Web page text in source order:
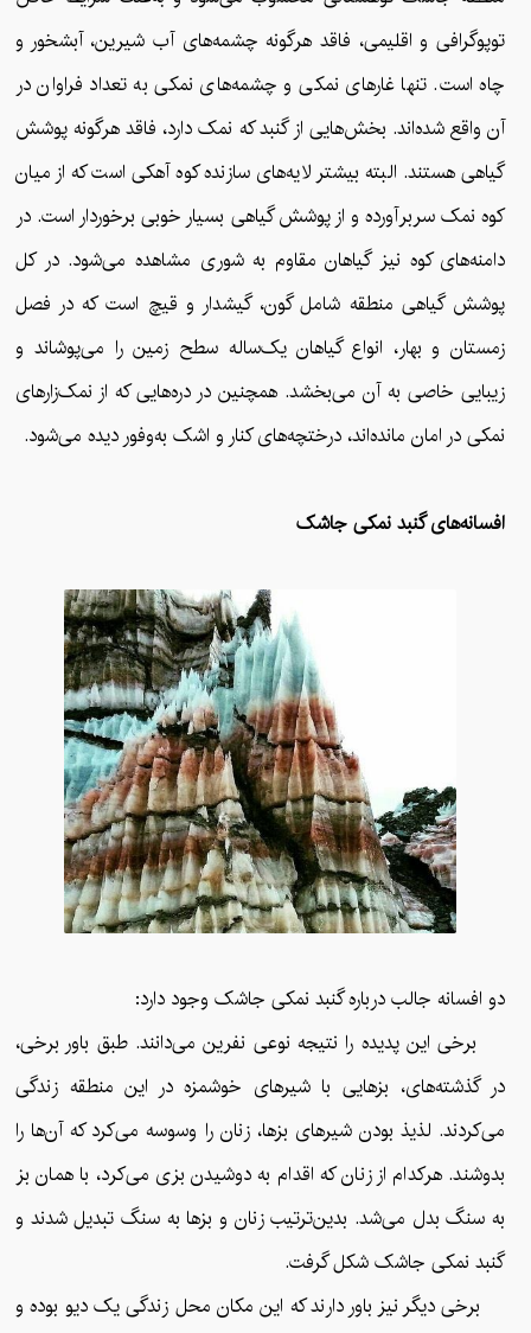
توپوگرافی و اقلیمی، فاقد هرگونه چشمه‌های آب شیرین، آبشخور و
چاه است. تنها غارهای نمکی و چشمه‌های نمکی به تعداد فراوان در
آن واقع شده‌اند. بخش‌هایی از گنبد که نمک دارد، فاقد هر‌گونه پوشش
گیاهی هستند. البته بیشتر لایه‌های سازنده کوه آهکی است که از میان
کوه نمک سربرآورده و از پوشش گیاهی بسیار خوبی برخوردار است. در
دامنه‌های کوه نیز گیاهان مقاوم به شوری مشاهده می‌شود. در کل
پوشش گیاهی منطقه شامل گون، گیشدار و قیچ است که در فصل
زمستان و بهار، انواع گیاهان یک‌ساله سطح زمین را می‌پوشاند و
زیبایی خاصی به آن می‌بخشد. همچنین در دره‌هایی که از نمک‌زارهای
نمکی در امان مانده‌اند، درختچه‌های کنار و اشک به‌وفور دیده می‌شود.
افسانه‌های گنبد نمکی جاشک
دو افسانه جالب درباره گنبد نمکی جاشک وجود دارد:
برخی این پدیده را نتیجه نوعی نفرین می‌دانند. طبق باور برخی،
در گذشته‌های، بزهایی با شیرهای خوشمزه در این منطقه زندگی
می‌کردند. لذیذ بودن شیرهای بزها، زنان را وسوسه می‌کرد که آن‌ها را
بدوشند. هرکدام از زنان که اقدام به دوشیدن بزی می‌کرد، با همان بز
به سنگ بدل می‌شد. بدین‌ترتیب زنان و بزها به سنگ تبدیل شدند و
گنبد نمکی جاشک شکل گرفت.
برخی دیگر نیز باور دارند که این مکان محل زندگی یک دیو بوده و